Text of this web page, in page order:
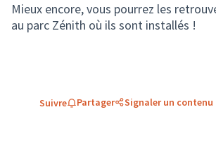
Mieux encore, vous pourrez les
au parc Zénith où ils sont installés !
Suivre Partager Signaler un